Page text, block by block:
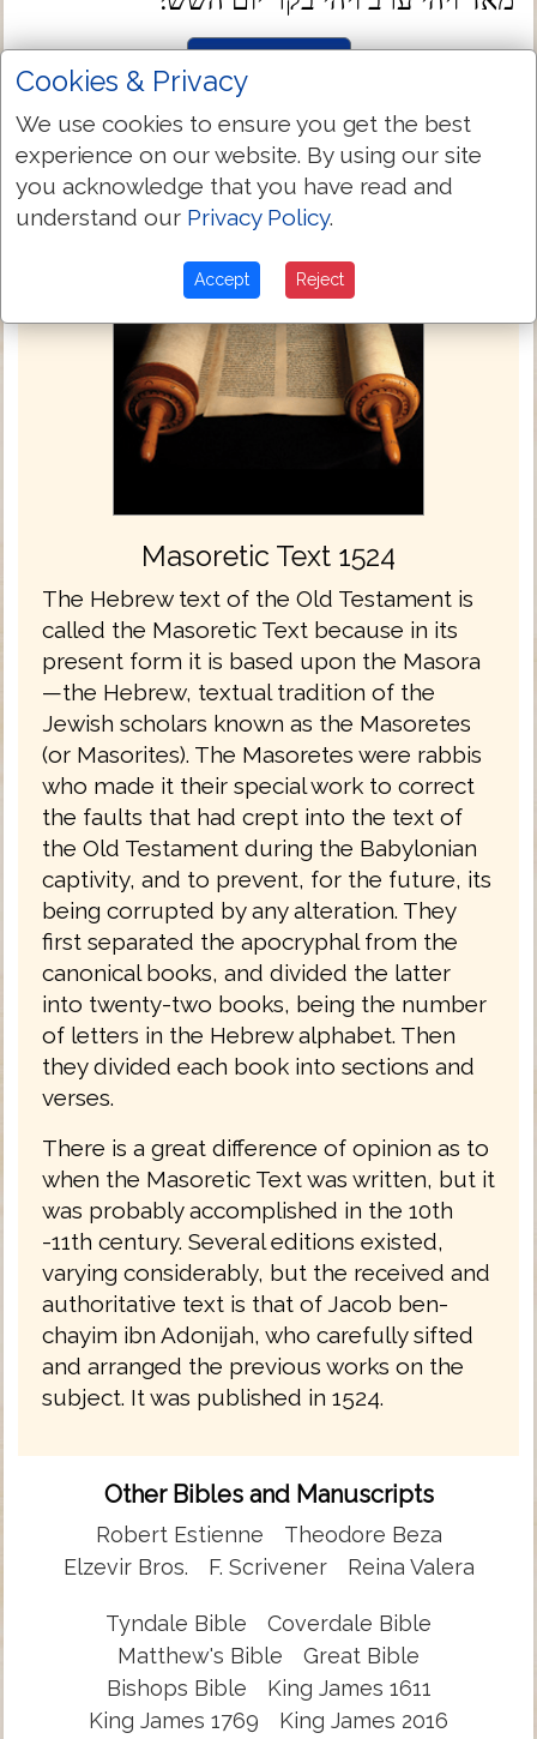
Masoretic Text 1524
The Hebrew text of the Old Testament is
called the Masoretic Text because in its
present form it is based upon the Masora
—the Hebrew, textual tradition of the
Jewish scholars known as the Masoretes
(or Masorites). The Masoretes were rabbis
who made it their special work to correct
the faults that had crept into the text of
the Old Testament during the Babylonian
captivity, and to prevent, for the future, its
being corrupted by any alteration. They
first separated the apocryphal from the
canonical books, and divided the latter
into twenty-two books, being the number
of letters in the Hebrew alphabet. Then
they divided each book into sections and
verses.
There is a great difference of opinion as to
when the Masoretic Text was written, but it
was probably accomplished in the 10th
-11th century. Several editions existed,
varying considerably, but the received and
authoritative text is that of Jacob ben-
chayim ibn Adonijah, who carefully sifted
and arranged the previous works on the
subject. It was published in 1524.
Other Bibles and Manuscripts
Robert Estienne
Theodore Beza
Elzevir Bros.
F. Scrivener Reina Valera
Tyndale Bible
Coverdale Bible
Matthew's Bible
Great Bible
Bishops Bible
King James 1611
King James 1769
King James 2016
Cookies & Privacy
We use cookies to ensure you get the best
experience on our website. By using our site
you acknowledge that you have read and
understand our Privacy Policy.
Accept Reject